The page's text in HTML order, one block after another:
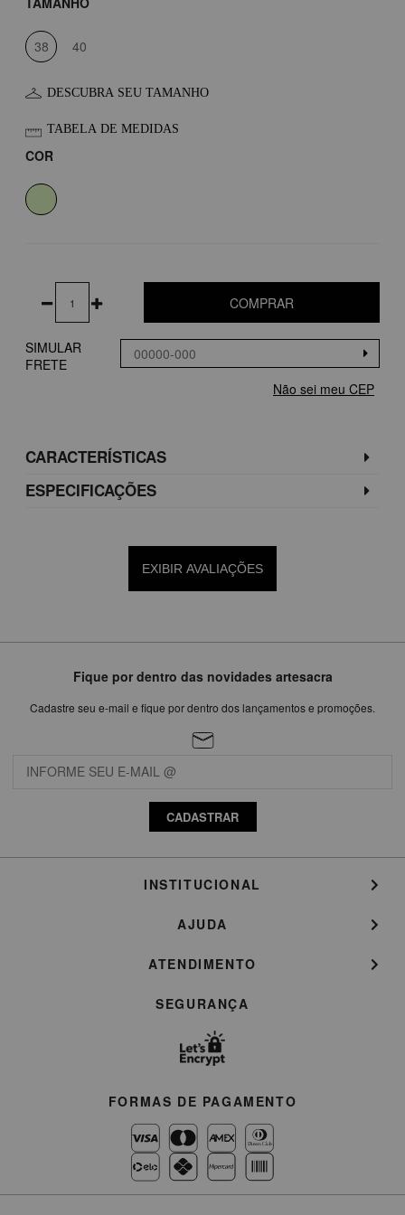
38 40
DESCUBRA SEU TAMANHO
TABELA DE MEDIDAS
COR
COMPRAR
SIMULAR
FRETE
Não sei meu CEP
CARACTERÍSTICAS
ESPECIFICAÇÕES
EXIBIR AVALIAÇÕES
Fique por dentro das novidades artesacra
Cadastre seu e-mail e fique por dentro dos lançamentos e promoções.
CADASTRAR
INSTITUCIONAL
AJUDA
ATENDIMENTO
SEGURANÇA
FORMAS DE PAGAMENTO